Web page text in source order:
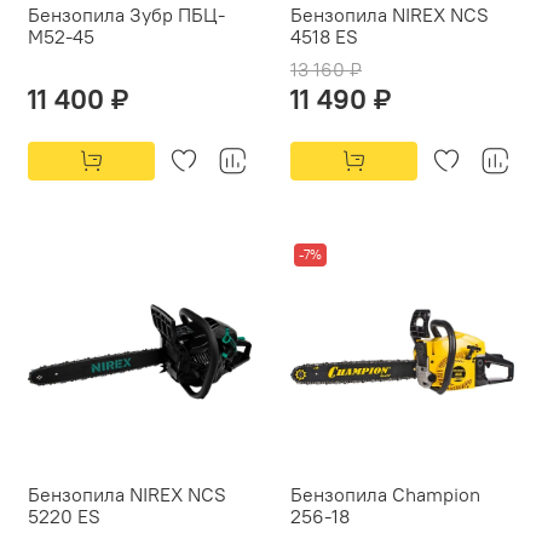
Бензопила Зубр ПБЦ-
М52-45
11 400 ₽
Бензопила NIREX NCS
4518 ES
13 160 ₽
11 490 ₽
Бензопила NIREX NCS
5220 ES
-7%
Бензопила Champion
256-18